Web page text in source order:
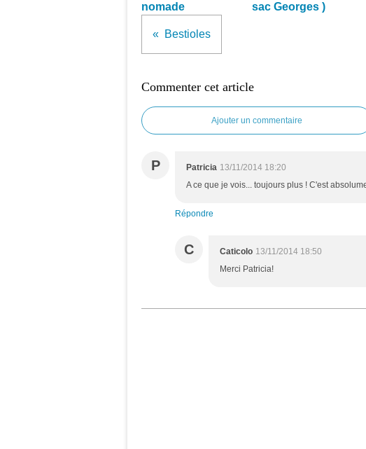
nomade
sac Georges )
Bestioles
Commenter cet article
Ajouter un commentaire
P Patricia 13/11/2014 18:20
A ce que je vois... toujours plus ! C'est
Répondre
C Caticolo 13/11/2014 18:50
Merci Patricia!